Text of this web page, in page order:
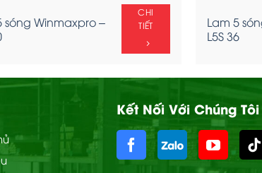
sóng Winmaxpro –
CHI
TIẾT
Lam 5
L5S 36
Kết Nối Với Chúng Tôi